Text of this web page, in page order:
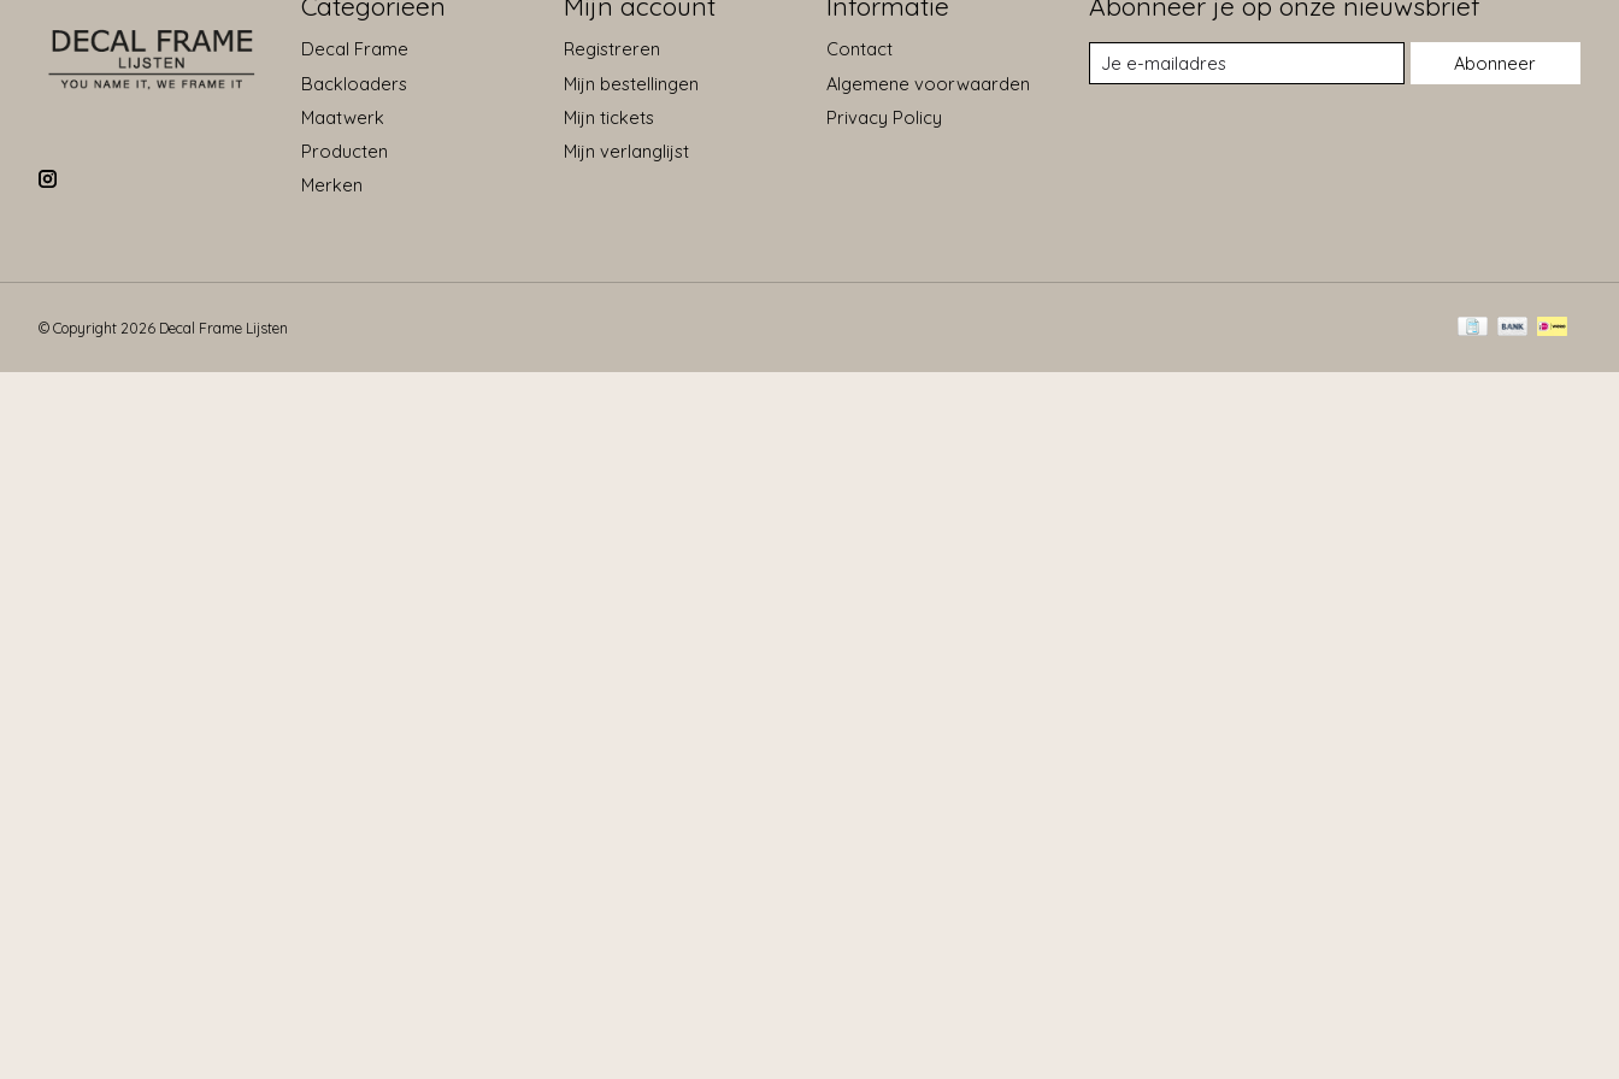
Decal Frame
Backloaders
Maatwerk
Producten
Merken
Registreren
Mijn bestellingen
Mijn tickets
Mijn verlanglijst
Contact
Algemene voorwaarden
Privacy Policy
Abonneer
© Copyright 2026 Decal Frame Lijsten